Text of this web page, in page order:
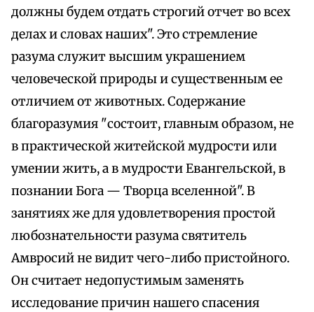
должны будем отдать строгий отчет во всех
делах и словах наших". Это стремление
разума служит высшим украшением
человеческой природы и существенным ее
отличием от животных. Содержание
благоразумия "состоит, главным образом, не
в практической житейской мудрости или
умении жить, а в мудрости Евангельской, в
познании Бога — Творца вселенной". В
занятиях же для удовлетворения простой
любознательности разума святитель
Амвросий не видит чего-либо пристойного.
Он считает недопустимым заменять
исследование причин нашего спасения